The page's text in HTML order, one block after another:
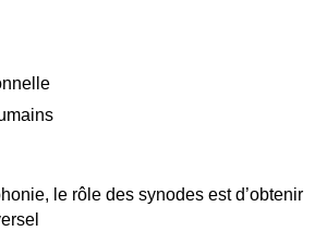
le rôle des synodes est d’obtenir